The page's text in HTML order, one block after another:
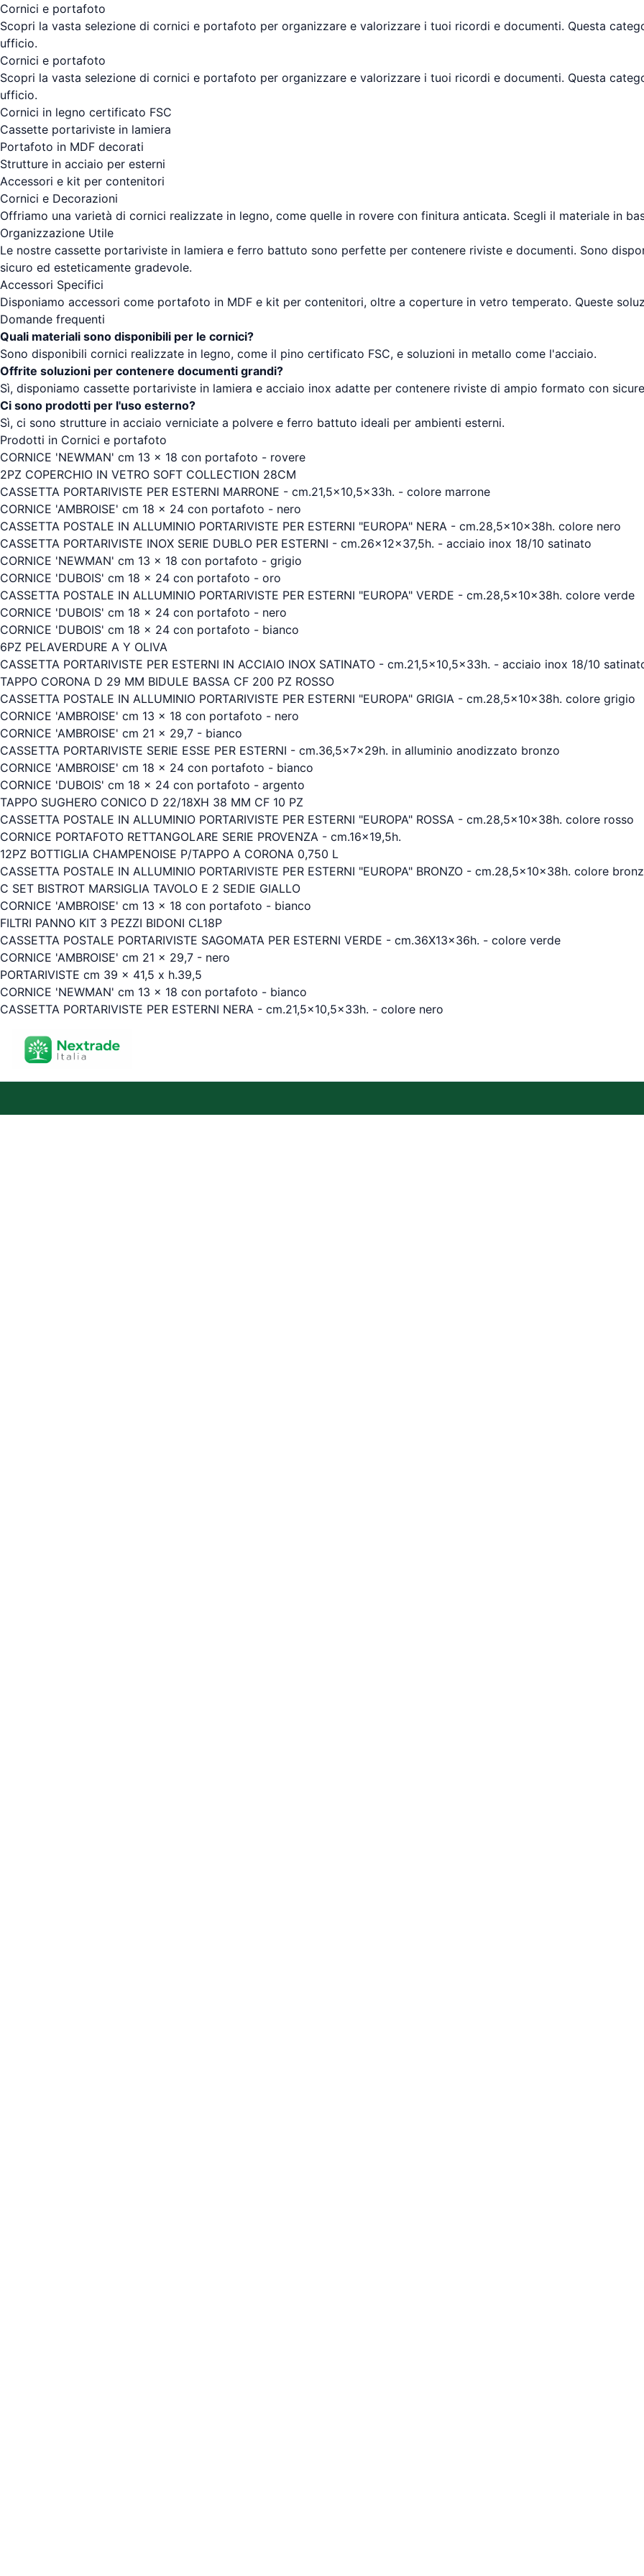
Cornici e portafoto
Scopri la vasta selezione di cornici e portafoto per organizzare e valorizzare i tuoi ricordi e documenti. Questa
ufficio.
Cornici e portafoto
Scopri la vasta selezione di cornici e portafoto per organizzare e valorizzare i tuoi ricordi e documenti. Questa
ufficio.
Cornici in legno certificato FSC
Cassette portariviste in lamiera
Portafoto in MDF decorati
Strutture in acciaio per esterni
Accessori e kit per contenitori
Cornici e Decorazioni
Offriamo una varietà di cornici realizzate in legno, come quelle in rovere con finitura anticata. Scegli il materiale in
Organizzazione Utile
Le nostre cassette portariviste in lamiera e ferro battuto sono perfette per contenere riviste e documenti. Sono
sicuro ed esteticamente gradevole.
Accessori Specifici
Disponiamo accessori come portafoto in MDF e kit per contenitori, oltre a coperture in vetro temperato. Queste
Domande frequenti
Quali materiali sono disponibili per le cornici?
Sono disponibili cornici realizzate in legno, come il pino certificato FSC, e soluzioni in metallo come l'acciaio.
Offrite soluzioni per contenere documenti grandi?
Sì, disponiamo cassette portariviste in lamiera e acciaio inox adatte per contenere riviste di ampio formato con
Ci sono prodotti per l'uso esterno?
Sì, ci sono strutture in acciaio verniciate a polvere e ferro battuto ideali per ambienti esterni.
Prodotti in Cornici e portafoto
CORNICE 'NEWMAN' cm 13 x 18 con portafoto - rovere
2PZ COPERCHIO IN VETRO SOFT COLLECTION 28CM
CASSETTA PORTARIVISTE PER ESTERNI MARRONE - cm.21,5x10,5x33h. - colore marrone
CORNICE 'AMBROISE' cm 18 x 24 con portafoto - nero
CASSETTA POSTALE IN ALLUMINIO PORTARIVISTE PER ESTERNI "EUROPA" NERA - cm.28,5x10x38h. colore nero
CASSETTA PORTARIVISTE INOX SERIE DUBLO PER ESTERNI - cm.26x12x37,5h. - acciaio inox 18/10 satinato
CORNICE 'NEWMAN' cm 13 x 18 con portafoto - grigio
CORNICE 'DUBOIS' cm 18 x 24 con portafoto - oro
CASSETTA POSTALE IN ALLUMINIO PORTARIVISTE PER ESTERNI "EUROPA" VERDE - cm.28,5x10x38h. colore verde
CORNICE 'DUBOIS' cm 18 x 24 con portafoto - nero
CORNICE 'DUBOIS' cm 18 x 24 con portafoto - bianco
6PZ PELAVERDURE A Y OLIVA
CASSETTA PORTARIVISTE PER ESTERNI IN ACCIAIO INOX SATINATO - cm.21,5x10,5x33h. - acciaio inox 18/10
TAPPO CORONA D 29 MM BIDULE BASSA CF 200 PZ ROSSO
CASSETTA POSTALE IN ALLUMINIO PORTARIVISTE PER ESTERNI "EUROPA" GRIGIA - cm.28,5x10x38h. colore grigio
CORNICE 'AMBROISE' cm 13 x 18 con portafoto - nero
CORNICE 'AMBROISE' cm 21 x 29,7 - bianco
CASSETTA PORTARIVISTE SERIE ESSE PER ESTERNI - cm.36,5x7x29h. in alluminio anodizzato bronzo
CORNICE 'AMBROISE' cm 18 x 24 con portafoto - bianco
CORNICE 'DUBOIS' cm 18 x 24 con portafoto - argento
TAPPO SUGHERO CONICO D 22/18XH 38 MM CF 10 PZ
CASSETTA POSTALE IN ALLUMINIO PORTARIVISTE PER ESTERNI "EUROPA" ROSSA - cm.28,5x10x38h. colore rosso
CORNICE PORTAFOTO RETTANGOLARE SERIE PROVENZA - cm.16x19,5h.
12PZ BOTTIGLIA CHAMPENOISE P/TAPPO A CORONA 0,750 L
CASSETTA POSTALE IN ALLUMINIO PORTARIVISTE PER ESTERNI "EUROPA" BRONZO - cm.28,5x10x38h. colore
C SET BISTROT MARSIGLIA TAVOLO E 2 SEDIE GIALLO
CORNICE 'AMBROISE' cm 13 x 18 con portafoto - bianco
FILTRI PANNO KIT 3 PEZZI BIDONI CL18P
CASSETTA POSTALE PORTARIVISTE SAGOMATA PER ESTERNI VERDE - cm.36X13x36h. - colore verde
CORNICE 'AMBROISE' cm 21 x 29,7 - nero
PORTARIVISTE cm 39 x 41,5 x h.39,5
CORNICE 'NEWMAN' cm 13 x 18 con portafoto - bianco
CASSETTA PORTARIVISTE PER ESTERNI NERA - cm.21,5x10,5x33h. - colore nero